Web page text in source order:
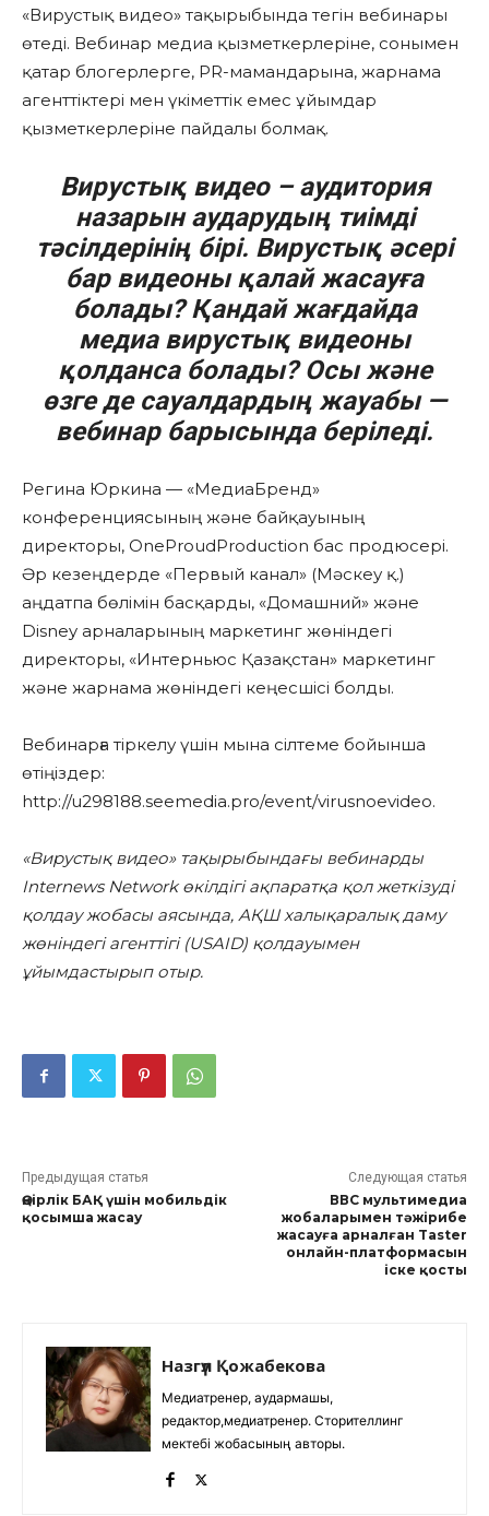
«Вирустық видео» тақырыбында тегін вебинары
өтеді. Вебинар медиа қызметкерлеріне, сонымен
қатар блогерлерге, PR-мамандарына, жарнама
агенттіктері мен үкіметтік емес ұйымдар
қызметкерлеріне пайдалы болмақ.
Вирустық видео – аудитория
назарын аударудың тиімді
тәсілдерінің бірі. Вирустық әсері
бар видеоны қалай жасауға
болады? Қандай жағдайда
медиа вирустық видеоны
қолданса болады? Осы және
өзге де сауалдардың жауабы —
вебинар барысында беріледі.
Регина Юркина — «МедиаБренд»
конференциясының және байқауының
директоры, OneProudProduction бас продюсері.
Әр кезеңдерде «Первый канал» (Мәскеу қ.)
аңдатпа бөлімін басқарды, «Домашний» және
Disney арналарының маркетинг жөніндегі
директоры, «Интерньюс Қазақстан» маркетинг
және жарнама жөніндегі кеңесшісі болды.
Вебинарға тіркелу үшін мына сілтеме бойынша
өтіңіздер:
http://u298188.seemedia.pro/event/virusnoevideo.
«Вирустық видео» тақырыбындағы вебинарды
Internews Network өкілдігі ақпаратқа қол жеткізуді
қолдау жобасы аясында, АҚШ халықаралық даму
жөніндегі агенттігі (USAID) қолдауымен
ұйымдастырып отыр.
Предыдущая статья
Өңірлік БАҚ үшін мобильдік
қосымша жасау
Следующая статья
ВВС мультимедиа
жобаларымен тәжірибе
жасауға арналған Taster
онлайн-платформасын
іске қосты
Назгүл Қожабекова
Медиатренер, аудармашы,
редактор,медиатренер. Сторителлинг
мектебі жобасының авторы.